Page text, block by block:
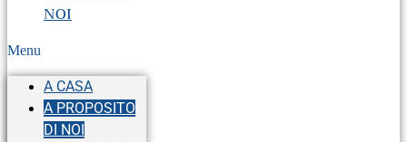
NOI
Menu
A CASA
A PROPOSITO
DI NOI